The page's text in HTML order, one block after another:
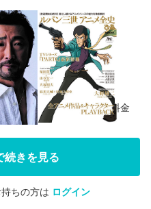
する
間中に解約した場合、料金
続きを見る
ちの方は ログイン